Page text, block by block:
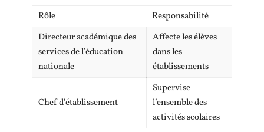
Rôle
Responsabilité
Directeur académique des
services de l’éducation
nationale
Affecte les élèves
dans les
établissements
Chef d’établissement
Supervise
l’ensemble des
activités scolaires